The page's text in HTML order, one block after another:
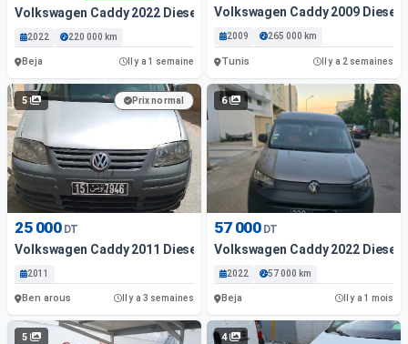
Volkswagen Caddy 2022 Diesel
2022 220 000 km
Beja Il y a 1 semaine
Volkswagen Caddy 2009 Diesel
2009 265 000 km
Tunis Il y a 2 semaines
5 Prix normal
25 000 DT
Volkswagen Caddy 2011 Diesel
2011
Ben arous Il y a 3 semaines
6
57 000 DT
Volkswagen Caddy 2022 Diesel
2022 57 000 km
Beja Il y a 1 mois
5 4